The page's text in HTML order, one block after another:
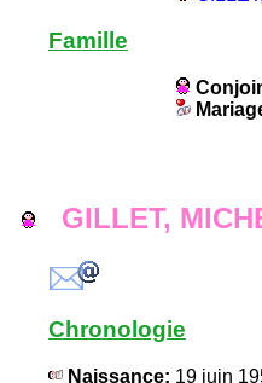
Famille
GILLET,
Chronologie
Naissance: 19 juin